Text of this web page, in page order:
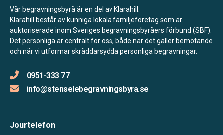
Vår begravningsbyrå är en del av Klarahill.
Klarahill består av kunniga lokala familjeföretag som är
auktoriserade inom Sveriges begravningsbyråers förbund (SBF).
Det personliga är centralt för oss, både när det gäller bemötande
och när vi utformar skräddarsydda personliga begravningar.
0951-333 77
info@stenselebegravningsbyra.se
Jourtelefon